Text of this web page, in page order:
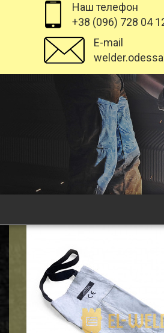
Наш телефон
+38 (096) 728 04
E-mail